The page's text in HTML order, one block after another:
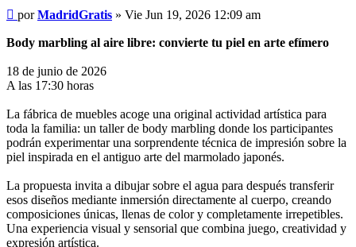
Mensaje
porMadridGratis » Vie Jun 19, 2026 12:09 am
Body marbling al aire libre: convierte tu piel en arte efímero
18 de junio de 2026
A las 17:30 horas
La fábrica de muebles acoge una original actividad artística para
toda la familia: un taller de body marbling donde los participantes
podrán experimentar una sorprendente técnica de impresión sobre la
piel inspirada en el antiguo arte del marmolado japonés.
La propuesta invita a dibujar sobre el agua para después transferir
esos diseños mediante inmersión directamente al cuerpo, creando
composiciones únicas, llenas de color y completamente irrepetibles.
Una experiencia visual y sensorial que combina juego, creatividad y
expresión artística.